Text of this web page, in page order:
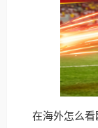
在海外怎么